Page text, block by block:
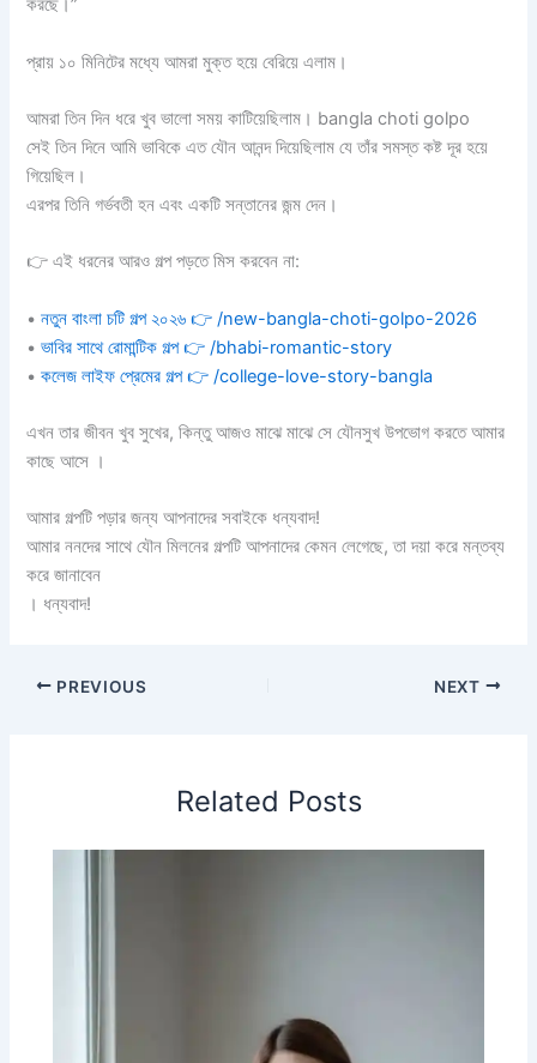
করছে।”
প্রায় ১০ মিনিটের মধ্যে আমরা মুক্ত হয়ে বেরিয়ে এলাম।
আমরা তিন দিন ধরে খুব ভালো সময় কাটিয়েছিলাম। bangla choti golpo
সেই তিন দিনে আমি ভাবিকে এত যৌন আনন্দ দিয়েছিলাম যে তাঁর সমস্ত কষ্ট দূর হয়ে
গিয়েছিল।
এরপর তিনি গর্ভবতী হন এবং একটি সন্তানের জন্ম দেন।
👉 এই ধরনের আরও গল্প পড়তে মিস করবেন না:
•নতুন বাংলা চটি গল্প ২০২৬ 👉 /new-bangla-choti-golpo-2026
• ভাবির সাথে রোমান্টিক গল্প 👉 /bhabi-romantic-story
•কলেজ লাইফ প্রেমের গল্প 👉 /college-love-story-bangla
এখন তার জীবন খুব সুখের, কিন্তু আজও মাঝে মাঝে সে যৌনসুখ উপভোগ করতে আমার
কাছে আসে ।
আমার গল্পটি পড়ার জন্য আপনাদের সবাইকে ধন্যবাদ!
আমার ননদের সাথে যৌন মিলনের গল্পটি আপনাদের কেমন লেগেছে, তা দয়া করে মন্তব্য
করে জানাবেন
। ধন্যবাদ!
PREVIOUS NEXT
Related Posts